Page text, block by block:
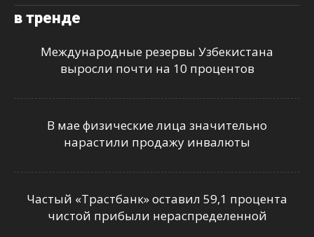
в тренде
Международные резервы Узбекистана
выросли почти на 10 процентов
В мае физические лица значительно
нарастили продажу инвалюты
Частый «Трастбанк» оставил 59,1 процента
чистой прибыли нераспределенной